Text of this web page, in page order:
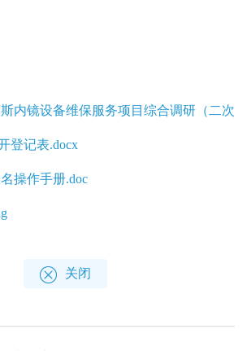
斯内镜设备维保服务项目综合调研（二次
登记表.docx
操作手册.doc
关闭